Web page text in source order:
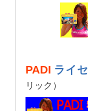
PADI ライ
リック）